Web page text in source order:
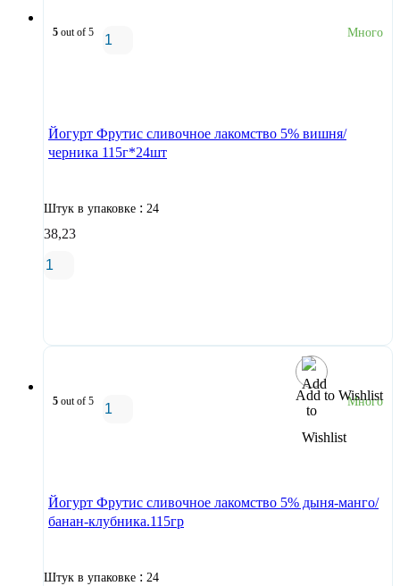
5 out of 5 Много
Йогурт Фрутис сливочное лакомство 5% вишня/
черника 115г*24шт
Штук в упаковке : 24
38,23
Add to Wishlist
5 out of 5 Много
Йогурт Фрутис сливочное лакомство 5% дыня-манго/
банан-клубника.115гр
Штук в упаковке : 24